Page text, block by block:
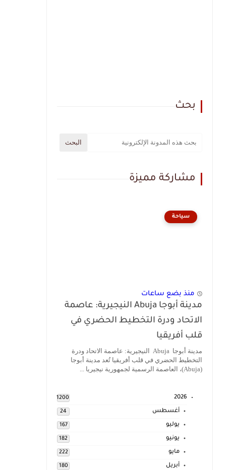
بحث
مشاركة مميزة
سياحة
منذ بضع ساعات
مدينة أبوجا Abuja النيجيرية: عاصمة
الاتحاد ودرة التخطيط الحضري في
قلب أفريقيا
مدينة أبوجا Abuja النيجيرية: عاصمة الاتحاد ودرة
التخطيط الحضري في قلب أفريقيا تُعد مدينة أبوجا
(Abuja)، العاصمة الرسمية لجمهورية نيجيريا ...
2026
1200
أغسطس 24
يوليو 167
يونيو 182
مايو 222
أبريل 180